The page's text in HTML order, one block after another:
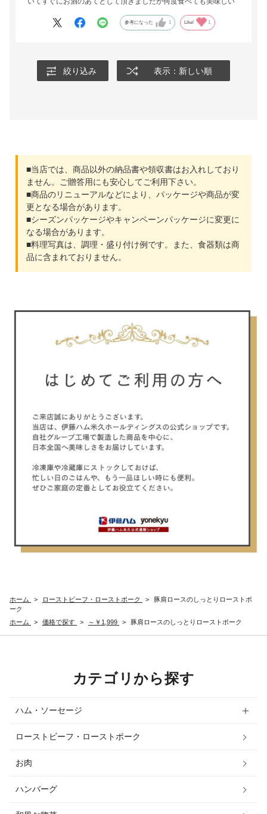
■当店では、商品以外の納品書や領収書はお入れしており
ません。ご贈答用にも安心してご利用下さい。
■商品のリニューアルなどにより、パッケージや商品が変
更となる場合があります。
■シーズンパッケージやキャンペーンパッケージに変更に
なる場合があります。
■料理写真は、調理・盛り付け例です。また、食器類は商
品に含まれておりません。
参考になった 1 Like! 1
絞り込み 表示：新しい順
ホーム > ローストビーフ・ローストポーク >
豚肩ロースのしっとりローストポ
ーク
ホーム
> 価格で探す > ～￥1,999 > 豚肩ロースのしっとりローストポーク
カテゴリから探す
ハム・ソーセージ
ローストビーフ・ローストポーク
お肉
ハンバーグ